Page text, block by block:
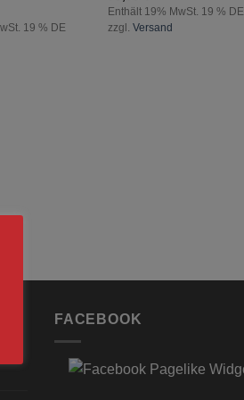
19 % DE
Enthält 19% MwSt. 19 % DE
zzgl. Versand
FACEBOOK